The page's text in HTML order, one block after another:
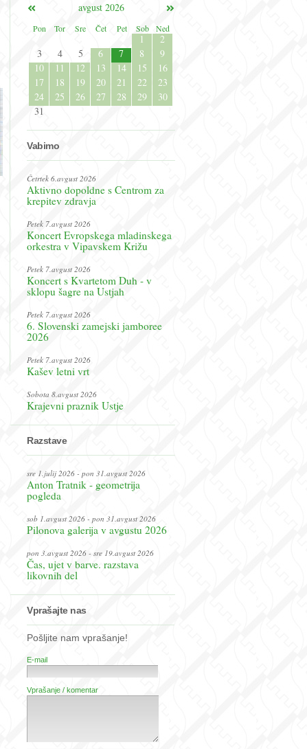
avgust 2026
Pon
Tor Sre Čet Pet Sob Ned
1
2
3
4 5 6 7 8
9
10
11 12 13 14 15
16
17
18 19 20 21 22
23
24
25 26 27 28 29
30
31
Vabimo
Četrtek 6.avgust 2026
Aktivno dopoldne s Centrom za
krepitev zdravja
Petek 7.avgust 2026
Koncert Evropskega mladinskega
orkestra v Vipavskem Križu
Petek 7.avgust 2026
Koncert s Kvartetom Duh - v
sklopu šagre na Ustjah
Petek 7.avgust 2026
6. Slovenski zamejski jamboree
2026
Petek 7.avgust 2026
Kašev letni vrt
Sobota 8.avgust 2026
Krajevni praznik Ustje
Razstave
sre 1.julij 2026 - pon 31.avgust 2026
Anton Tratnik - geometrija
pogleda
sob 1.avgust 2026 - pon 31.avgust 2026
Pilonova galerija v avgustu 2026
pon 3.avgust 2026 - sre 19.avgust 2026
Čas, ujet v barve. razstava
likovnih del
Vprašajte nas
Pošljite nam vprašanje!
E-mail
Vprašanje / komentar